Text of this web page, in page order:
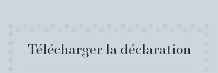
Télécharger la déclaration